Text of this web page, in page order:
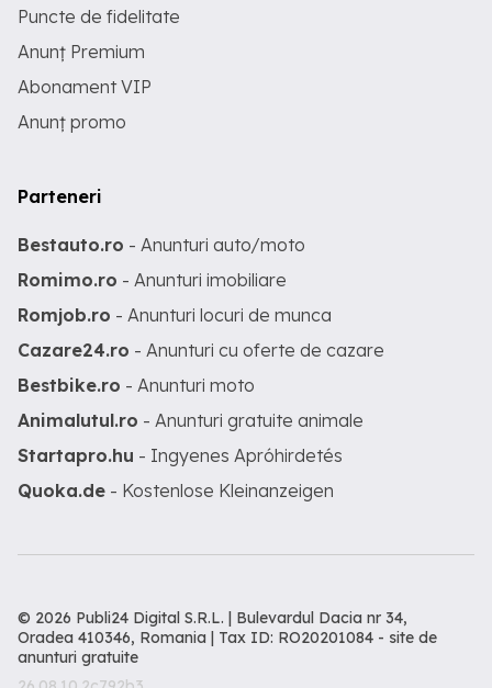
Puncte de fidelitate
Anunț Premium
Abonament VIP
Anunț promo
Parteneri
Bestauto.ro - Anunturi auto/moto
Romimo.ro - Anunturi imobiliare
Romjob.ro - Anunturi locuri de munca
Cazare24.ro - Anunturi cu oferte de cazare
Bestbike.ro - Anunturi moto
Animalutul.ro - Anunturi gratuite animale
Startapro.hu - Ingyenes Apróhirdetés
Quoka.de - Kostenlose Kleinanzeigen
© 2026 Publi24 Digital S.R.L. | Bulevardul Dacia nr 34,
Oradea 410346, Romania | Tax ID: RO20201084 - site de
anunturi gratuite